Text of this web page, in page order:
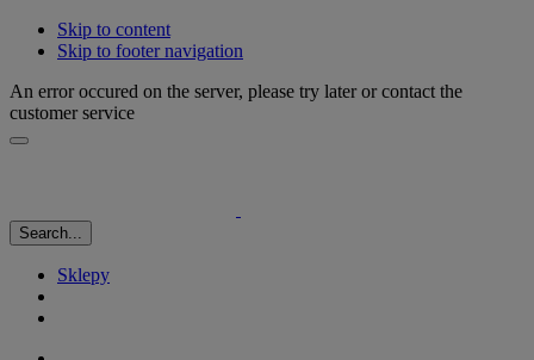
Skip to content
Skip to footer navigation
An error occured on the server, please try later or contact the
customer service
Search...
Sklepy